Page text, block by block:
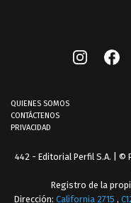
QUIENES SOMOS
CONTÁCTENOS
PRIVACIDAD
442 - Editorial Perfil S.A. | ©
Registro de la
Dirección: California 2715 ,